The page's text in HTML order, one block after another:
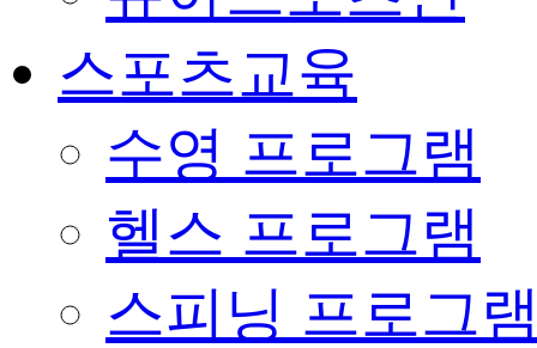
스포츠교육
수영 프로그램
헬스 프로그램
스피닝 프로그